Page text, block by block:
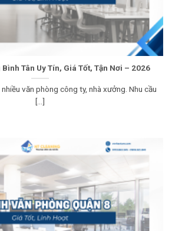
Tân Uy Tín, Giá Tốt, Tận Nơi – 2026
văn phòng công ty, nhà xưởng. Nhu cầu
[...]